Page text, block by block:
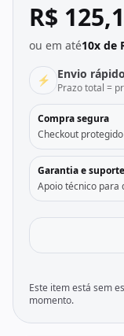
R$
ou em até10x de
⚡ Envio rápido
Prazo total =
Compra segura
Checkout
Garantia e suporte
Apoio técnico para
Este item está sem
momento.